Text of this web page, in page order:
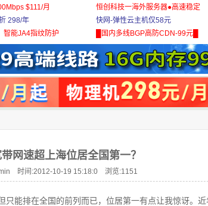
$111/月
298/年
智能JA4指纹防护
恒创科技一海外服务器●高速稳定
快网-弹性云主机仅58元
█国内多线BGP高防CDN-99元█
网速超上海位居全国第一？
时间:2012-10-19 15:18:0 浏览:1151
只能排在全国的前列而已，位居第一有点让我惊讶。